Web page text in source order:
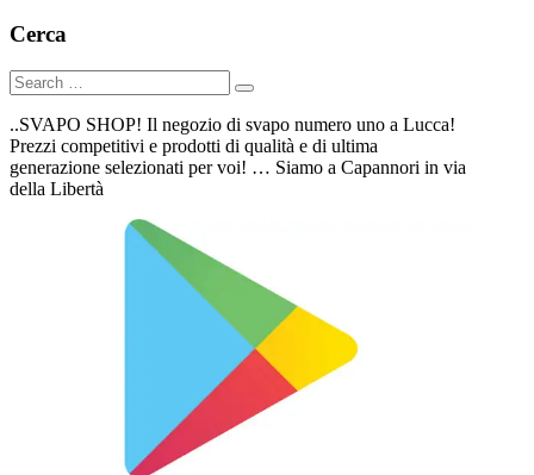
Cerca
..SVAPO SHOP! Il negozio di svapo numero uno a Lucca!
Prezzi competitivi e prodotti di qualità e di ultima
generazione selezionati per voi! … Siamo a Capannori in via
della Libertà